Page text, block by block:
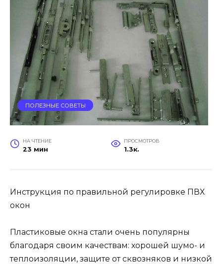
ПОЛЕЗНЫЕ СОВЕТЫ
НА ЧТЕНИЕ
23 мин
ПРОСМОТРОВ
1.3к.
Инструкция по правильной регулировке ПВХ
окон
Пластиковые окна стали очень популярны
благодаря своим качествам: хорошей шумо- и
теплоизоляции, защите от сквозняков и низкой